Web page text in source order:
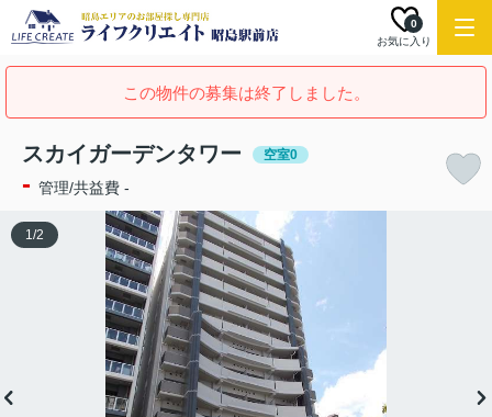
お気に入り
0
この物件の募集は終了しました。
スカイガーデンタワー 空室0
- 管理/共益費 -
1/2